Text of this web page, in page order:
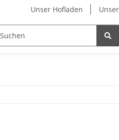
Unser Hofladen
Von A bis Z Hausmarken